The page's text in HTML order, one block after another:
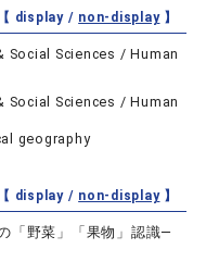
【 display / non-display】
Social Sciences / Human
Social Sciences / Human
geography
【 display / non-display】
「野菜」「果物」認識―